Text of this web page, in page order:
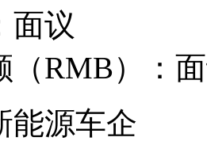
面议
RMB）：
能源车企